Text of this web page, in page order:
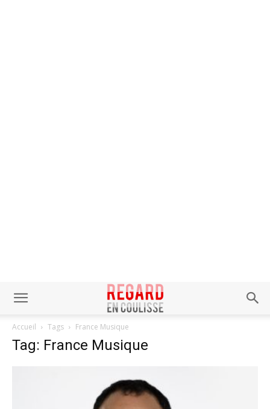
Accueil Tags France Musique
Tag: France Musique